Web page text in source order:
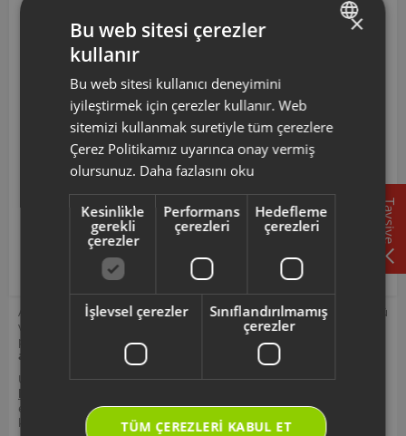
ürün kodunuz aracılığı ile kontrol
Ürününüz ile ilgili kullanım kılavuzu ve kullanım detayları
https://destek.arzum.com.tr/ Arzum Destek Sitemizi
ziyaret edebilir, ürünlerinizi ekleyip, yedek parça ve
garanti bilgilerine kolayca erişebilirsiniz.
AR1026 ARZUM PROSTİCK 1000 MULTİ MULTİ BLENDER
AR1048 ARZUM PROSTİCK 1500 MULTİ MULTİ BLENDER
AR1062 ARZUM MİXTECH MULTİ BLENDER SETİ
Arzum orijinal aksesuar ve sarf malzemeleri, ürününüzü uzun ömürlü
ve güvenle kullanmanız için tasarlanmıştır. Seçmiş olduğunuz yedek
parçanın, ürününüz için uyumlu olup olmadığını,
aracılığı ile kontrol ediniz.
Ürününüz ile ilgili kullanım kılavuzu ve kullanım detayları için
https://destek.arzum.com.tr/
edebilir, ürünlerinizi ekleyip, yedek parça ve garanti bilgilerine
kolayca erişebilirsiniz.
Tavsiye
×
Bu web sitesi çerezler
kullanır
Bu web sitesi kullanıcı deneyimini
iyileştirmek için çerezler kullanır. Web
sitemizi kullanmak suretiyle tüm çerezlere
Çerez Politikamız uyarınca onay vermiş
olursunuz. Daha fazlasını oku
Kesinlikle
gerekli
çerezler
Performans
çerezleri
Hedefleme
çerezleri
İşlevsel çerezler
Sınıflandırılmamış
çerezler
TÜM ÇEREZLERI KABUL ET